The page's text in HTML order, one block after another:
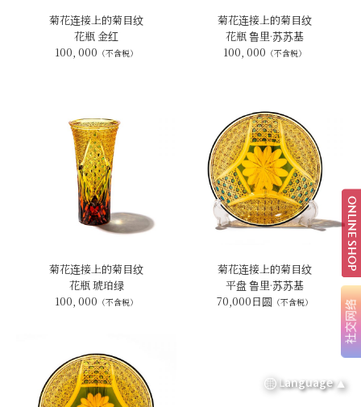
ONLINE SHOP
社交网络
Language
菊花连接上的菊目纹
花瓶 金红
100, 000 （不含税）
菊花连接上的菊目纹
花瓶 鲁里·苏苏基
100, 000 （不含税）
菊花连接上的菊目纹
花瓶 琥珀绿
100, 000 （不含税）
菊花连接上的菊目纹
平盘 鲁里·苏苏基
70,000日圆 （不含税）